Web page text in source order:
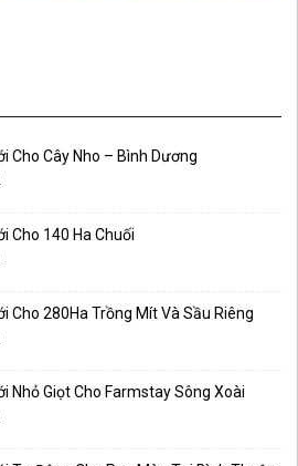
Cho Cây Nho – Bình Dương
Cho 140 Ha Chuối
Cho 280Ha Trồng Mít Và Sầu Riêng
Nhỏ Giọt Cho Farmstay Sông Xoài